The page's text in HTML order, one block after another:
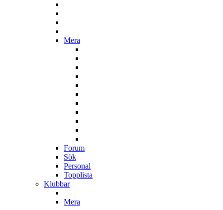
Mera
Forum
Sök
Personal
Topplista
Klubbar
Mera